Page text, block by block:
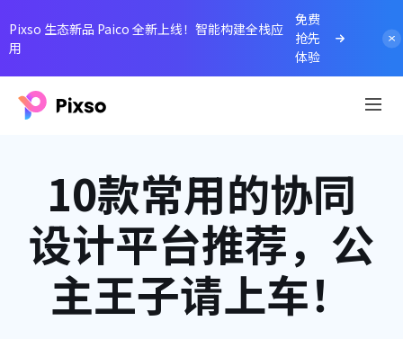
Pixso 生态新品 Paico 全新上线！智能构建全栈应
用
免费
抢先
体验
10款常用的协同
设计平台推荐，公
主王子请上车！